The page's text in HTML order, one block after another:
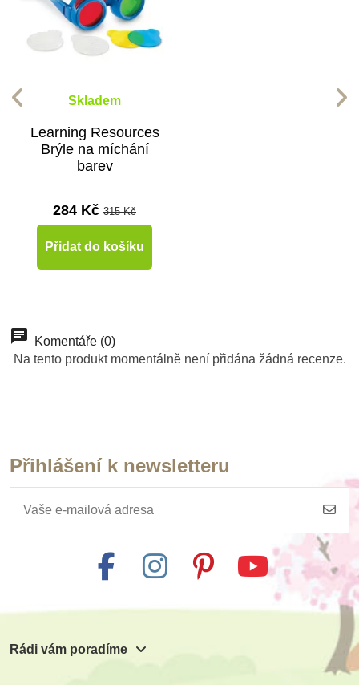
Skladem
Learning Resources
Brýle na míchání
barev
284 Kč 315 Kč
Přidat do košíku
Komentáře (0)
Na tento produkt momentálně není přidána žádná recenze.
Přihlášení k newsletteru
Rádi vám poradíme